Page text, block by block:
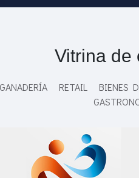
Vitrina de
RETAIL BIENES